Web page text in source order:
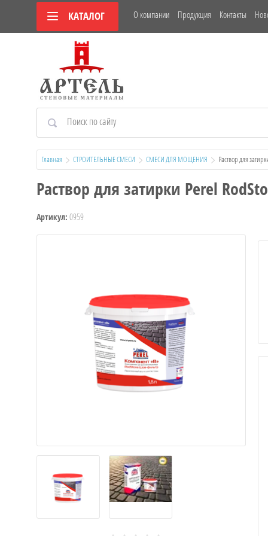
КАТАЛОГ О компании Продукция Контакты
Главная СТРОИТЕЛЬНЫЕ СМЕСИ СМЕСИ ДЛЯ МОЩЕНИЯ
Раствор для
Раствор для затирки Perel
Артикул: 0959